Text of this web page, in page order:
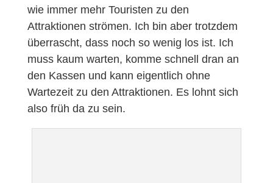
wie immer mehr Touristen zu den
Attraktionen strömen. Ich bin aber trotzdem
überrascht, dass noch so wenig los ist. Ich
muss kaum warten, komme schnell dran an
den Kassen und kann eigentlich ohne
Wartezeit zu den Attraktionen. Es lohnt sich
also früh da zu sein.